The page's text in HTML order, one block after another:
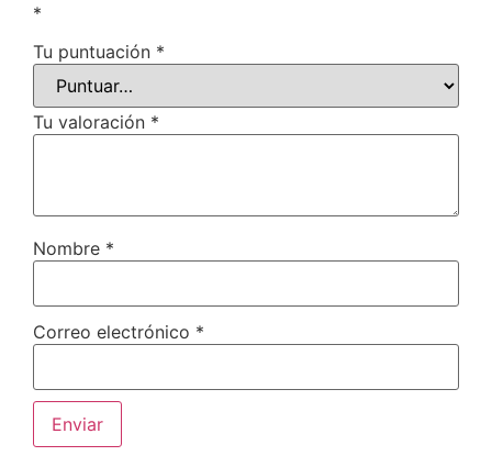
*
Tu puntuación *
Tu valoración *
Nombre *
Correo electrónico *